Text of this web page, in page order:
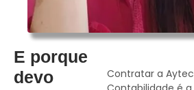
E porque
devo
Contratar a Aytec